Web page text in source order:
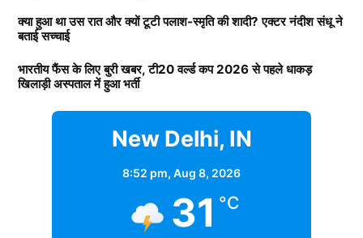
क्या हुआ था उस रात और क्यों टूटी पलाश-स्मृति की शादी? एक्टर नंदीश संधू ने
बताई सच्चाई
भारतीय फैंस के लिए बुरी खबर, टी20 वर्ल्ड कप 2026 से पहले धाकड़
खिलाड़ी अस्पताल में हुआ भर्ती
New Delhi, IN
8:52 pm, Aug 8, 2026
31 °C